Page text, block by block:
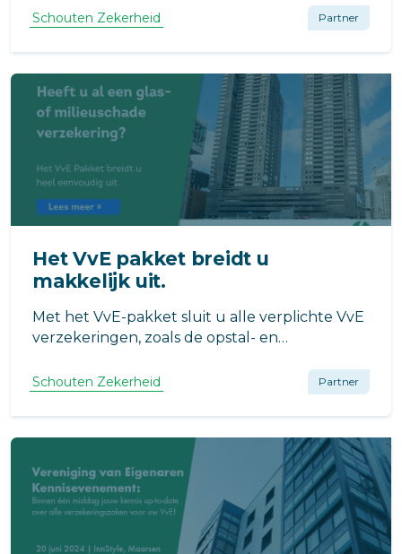
(Wwft) verplichte inschrijving in het UBO-
register. Maar het is wel van belang dat wordt
vastgesteld wie de UBO van uw VvE is.
Schouten Zekerheid Partner
Het VvE pakket breidt u
makkelijk uit.
Met het VvE-pakket sluit u alle verplichte VvE
verzekeringen, zoals de opstal- en
Maar u breidt deze ook heel gemakkelijk uit
Schouten Zekerheid Partner